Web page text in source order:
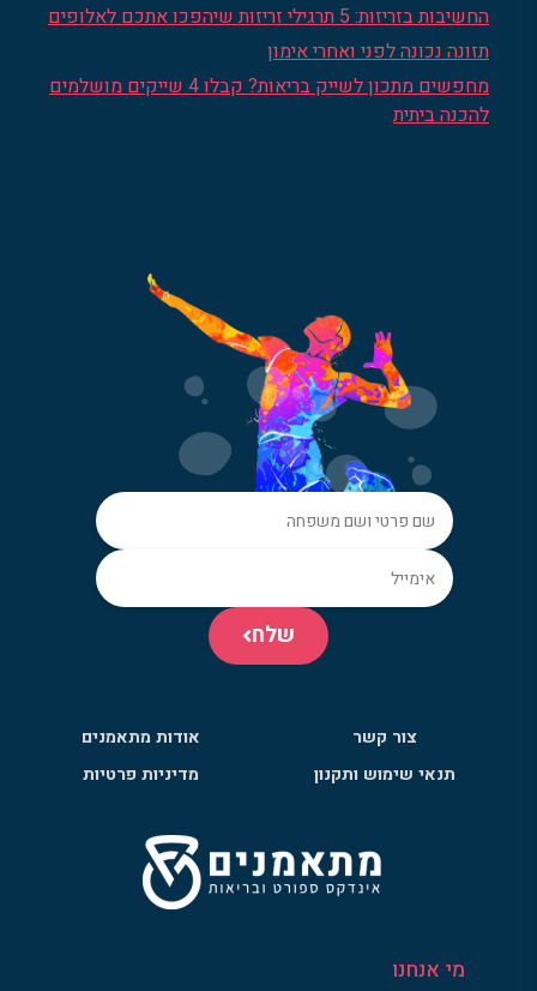
החשיבות בזריזות: 5 תרגילי זריזות שיהפכו אתכם לאלופים
תזונה נכונה לפני ואחרי אימון
מחפשים מתכון לשייק בריאות? קבלו 4 שייקים מושלמים
להכנה ביתית
שלח
צור קשר
אודות מתאמנים
תנאי שימוש ותקנון
מדיניות פרטיות
מי אנחנו